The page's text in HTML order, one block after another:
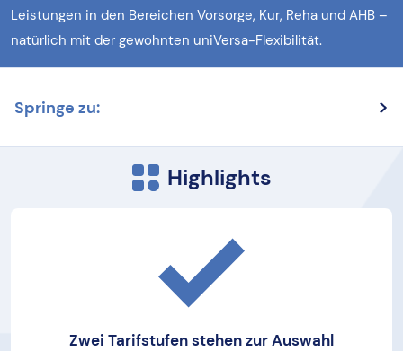
Leistungen in den Bereichen Vorsorge, Kur, Reha und AHB –
natürlich mit der gewohnten uniVersa-Flexibilität.
Springe zu:
Highlights
Zwei Tarifstufen stehen zur Auswahl